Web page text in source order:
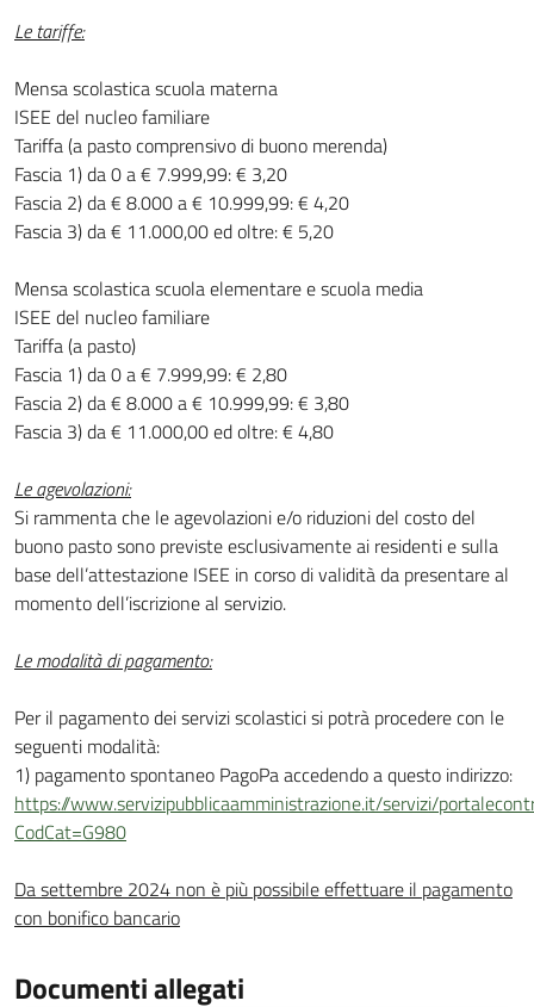
Le tariffe:
Mensa scolastica scuola materna
ISEE del nucleo familiare
Tariffa (a pasto comprensivo di buono merenda)
Fascia 1) da 0 a € 7.999,99: € 3,20
Fascia 2) da € 8.000 a € 10.999,99: € 4,20
Fascia 3) da € 11.000,00 ed oltre: € 5,20
Mensa scolastica scuola elementare e scuola media
ISEE del nucleo familiare
Tariffa (a pasto)
Fascia 1) da 0 a € 7.999,99: € 2,80
Fascia 2) da € 8.000 a € 10.999,99: € 3,80
Fascia 3) da € 11.000,00 ed oltre: € 4,80
Le agevolazioni:
Si rammenta che le agevolazioni e/o riduzioni del costo del
buono pasto sono previste esclusivamente ai residenti e sulla
base dell’attestazione ISEE in corso di validità da presentare al
momento dell’iscrizione al servizio.
Le modalità di pagamento:
Per il pagamento dei servizi scolastici si potrà procedere con le
seguenti modalità:
1) pagamento spontaneo PagoPa accedendo a questo indirizzo:
https://www.servizipubblicaamministrazione.it/servizi/
CodCat=G980
Da settembre 2024 non è più possibile effettuare il pagamento
con bonifico bancario
Documenti allegati